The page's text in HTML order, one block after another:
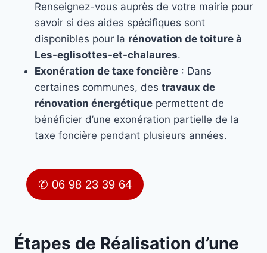
Renseignez-vous auprès de votre mairie pour
savoir si des aides spécifiques sont
disponibles pour la rénovation de toiture à
Les-eglisottes-et-chalaures.
Exonération de taxe foncière : Dans
certaines communes, des travaux de
rénovation énergétique permettent de
bénéficier d’une exonération partielle de la
taxe foncière pendant plusieurs années.
✆ 06 98 23 39 64
Étapes de Réalisation d’une